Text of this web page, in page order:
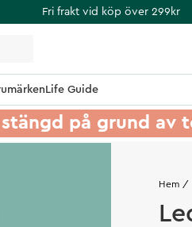
Fri frakt vid köp över 299kr
Life Guide
på grund av
Hem